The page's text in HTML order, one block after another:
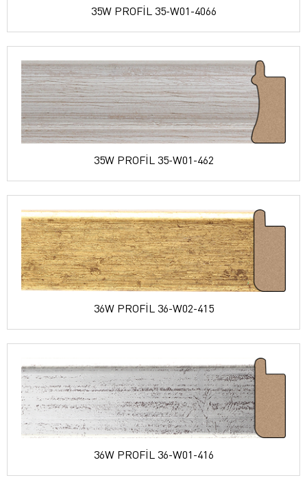
35W PROFİL 35-W01-4066
35W PROFİL 35-W01-462
36W PROFİL 36-W02-415
36W PROFİL 36-W01-416